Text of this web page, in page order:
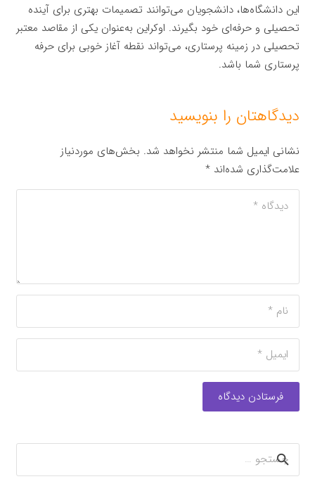
این دانشگاه‌ها، دانشجویان می‌توانند تصمیمات بهتری برای آینده
تحصیلی و حرفه‌ای خود بگیرند. اوکراین به‌عنوان یکی از مقاصد معتبر
تحصیلی در زمینه پرستاری، می‌تواند نقطه آغاز خوبی برای حرفه
پرستاری شما باشد.
دیدگاهتان را بنویسید
نشانی ایمیل شما منتشر نخواهد شد. بخش‌های موردنیاز
علامت‌گذاری شده‌اند*
فرستادن دیدگاه
جستجو
برای: